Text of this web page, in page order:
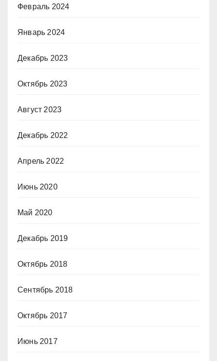
Февраль 2024
Январь 2024
Декабрь 2023
Октябрь 2023
Август 2023
Декабрь 2022
Апрель 2022
Июнь 2020
Май 2020
Декабрь 2019
Октябрь 2018
Сентябрь 2018
Октябрь 2017
Июнь 2017